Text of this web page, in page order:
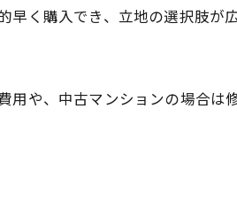
早く購入でき、立地の選択肢
用や、中古マンションの場合